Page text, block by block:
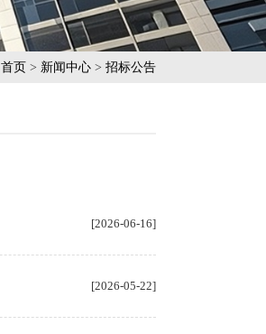
首页 > 新闻中心 > 招标公告
[2026-06-16]
[2026-05-22]